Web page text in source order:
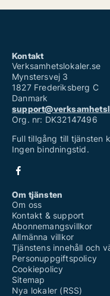
Kontakt
Verksamhetslokaler.se
Mynstersvej 3
1827 Frederiksberg C
Danmark
Org. nr: DK32147496
Full tillgång till tjänsten
Ingen bindningstid.
Om tjänsten
Om oss
Kontakt & support
Abonnemangsvillkor
Allmänna villkor
Tjänstens innehåll och
Personuppgiftspolicy
Cookiepolicy
Sitemap
Nya lokaler (RSS)